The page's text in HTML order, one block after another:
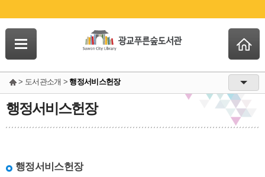
> 도서관소개 >행정서비스헌장
행정서비스헌장
행정서비스헌장